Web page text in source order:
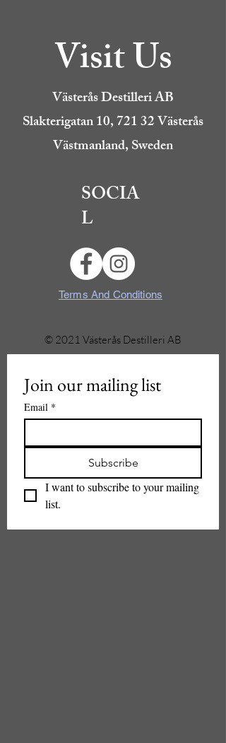
Visit Us
Västerås Destilleri AB
Slakterigatan 10, 721 32 Västerås
Västmanland, Sweden
SOCIA
L
Terms And Conditions
© 2021 Västerås Destilleri AB
Join our mailing list
Email *
Subscribe
I want to subscribe to your mailing
list.